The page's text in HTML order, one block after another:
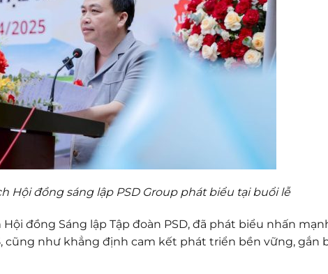
Hội đồng sáng lập PSD Group phát biểu tại buổi lễ
đồng Sáng lập Tập đoàn PSD, đã phát biểu nhấn
cũng như khẳng định cam kết phát triển bền vững, gắn